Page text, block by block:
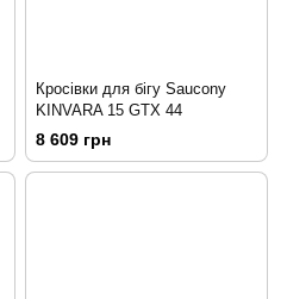
Кросівки для бігу Saucony
KINVARA 15 GTX 44
8 609 грн